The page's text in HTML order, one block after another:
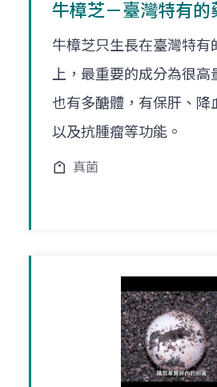
牛樟芝－臺灣特有的
牛樟芝只生長在臺灣特有
上，最重要的成分為很高
也有多醣體，有保肝、降
以及抗腫瘤等功能。
真菌